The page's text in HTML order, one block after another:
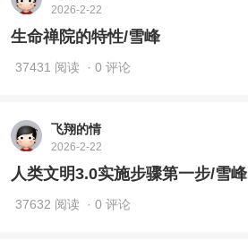
2026-2-22
生命禅院的特性/雪峰
37431 阅读 · 0 评论
飞翔的情
2026-2-22
人类文明3.0实施步骤第一步/雪峰
37632 阅读 · 0 评论